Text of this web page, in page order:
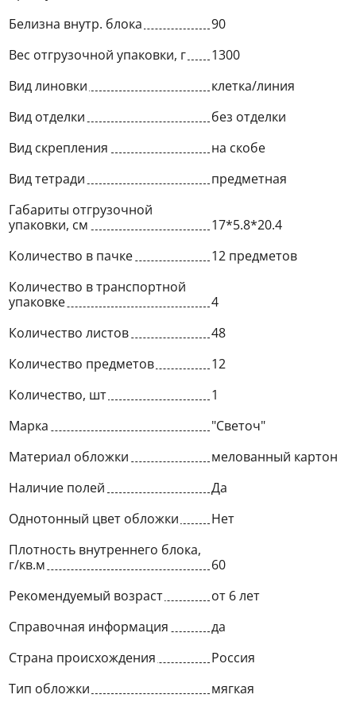
Белизна внутр. блока
90
Вес отгрузочной упаковки, г
1300
Вид линовки
клетка/линия
Вид отделки
без отделки
Вид скрепления
на скобе
Вид тетради
предметная
Габариты отгрузочной
упаковки, см
17*5.8*20.4
Количество в пачке
12 предметов
Количество в транспортной
упаковке
4
Количество листов
48
Количество предметов
12
Количество, шт
1
Марка
"Светоч"
Материал обложки
мелованный картон
Наличие полей
Да
Однотонный цвет обложки
Нет
Плотность внутреннего блока,
г/кв.м
60
Рекомендуемый возраст
от 6 лет
Справочная информация
да
Страна происхождения
Россия
Тип обложки
мягкая